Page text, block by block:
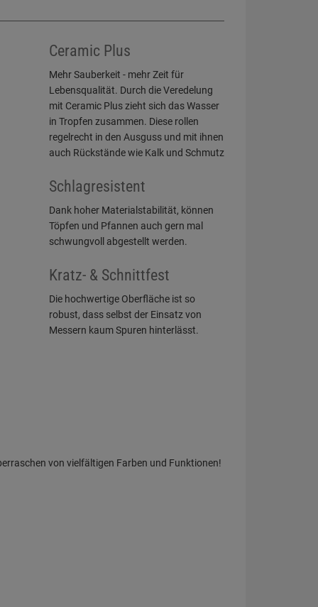
Ceramic Plus
Mehr Sauberkeit - mehr Zeit für
Lebensqualität. Durch die Veredelung
mit Ceramic Plus zieht sich das Wasser
in Tropfen zusammen. Diese rollen
regelrecht in den Ausguss und mit ihnen
auch Rückstände wie Kalk und Schmutz
Schlagresistent
Dank hoher Materialstabilität, können
Töpfen und Pfannen auch gern mal
schwungvoll abgestellt werden.
Kratz- & Schnittfest
Die hochwertige Oberfläche ist so
robust, dass selbst der Einsatz von
Messern kaum Spuren hinterlässt.
von vielfältigen Farben und Funktionen!